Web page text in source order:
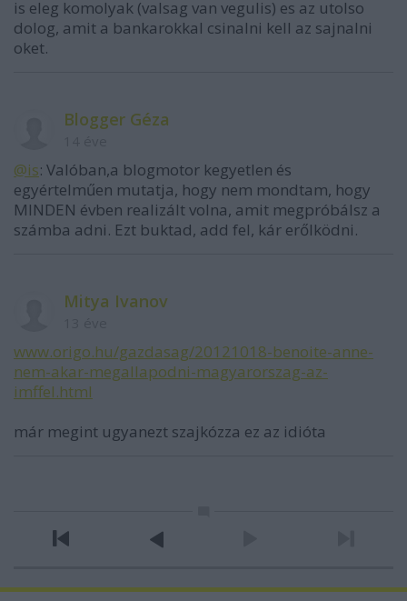
is eleg komolyak (valsag van vegulis) es az utolso
dolog, amit a bankarokkal csinalni kell az sajnalni
oket.
Blogger Géza
@is: Valóban,a blogmotor kegyetlen és
egyértelműen mutatja, hogy nem mondtam, hogy
MINDEN évben realizált volna, amit megpróbálsz a
számba adni. Ezt buktad, add fel, kár erőlködni.
Mitya Ivanov
www.origo.hu/gazdasag/20121018-benoite-anne-
nem-akar-megallapodni-magyarorszag-az-
imffel.html
már megint ugyanezt szajkózza ez az idióta